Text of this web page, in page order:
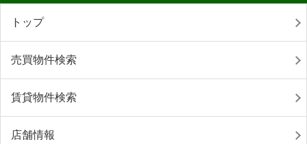
トップ
売買物件検索
賃貸物件検索
店舗情報